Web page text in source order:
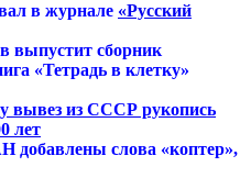
в журнале «Русский
выпустит сборник
«Тетрадь в клетку»
вывез из СССР рукопись
лет
добавлены слова «коптер»,